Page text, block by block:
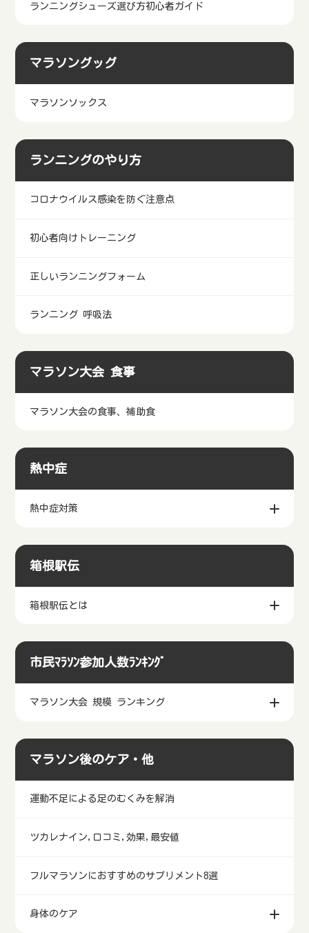
ランニングシューズ選び方初心者ガイド
マラソングッグ
マラソンソックス
ランニングのやり方
コロナウイルス感染を防ぐ注意点
初心者向けトレーニング
正しいランニングフォーム
ランニング 呼吸法
マラソン大会 食事
マラソン大会の食事、補助食
熱中症
熱中症対策
箱根駅伝
箱根駅伝とは
市民ﾏﾗｿﾝ参加人数ﾗﾝｷﾝｸﾞ
マラソン大会 規模 ランキング
マラソン後のケア・他
運動不足による足のむくみを解消
ツカレナイン,口コミ,効果,最安値
フルマラソンにおすすめのサプリメント8選
身体のケア